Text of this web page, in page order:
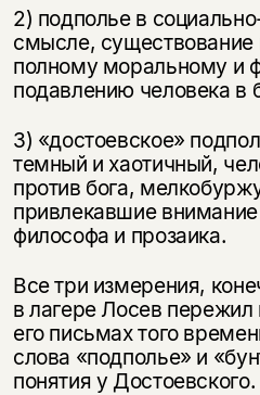
2) подполье в
смысле, существование
полному моральному и
подавлению человека в
3) «достоевское»
темный и хаотичный,
против бога,
привлекавшие
философа и прозаика.
Все три измерения,
в лагере Лосев пережил
его письмах того
слова «подполье» и
понятия у Достоевского.